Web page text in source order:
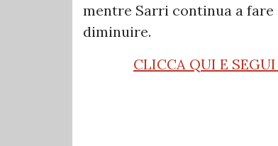
mentre Sarri continua a fare
diminuire.
CLICCA QUI E SEGUI